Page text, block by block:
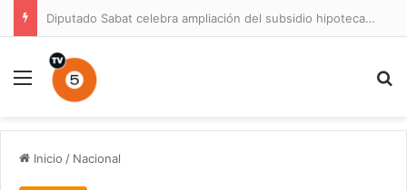
Diputado Sabat celebra ampliación del subsidio hipotecario con viviendas de hasta 6.000 UF
Menú
Inicio / Nacional